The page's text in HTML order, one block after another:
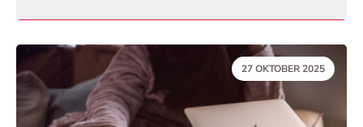
DATUM:
27 OKTOBER 2025